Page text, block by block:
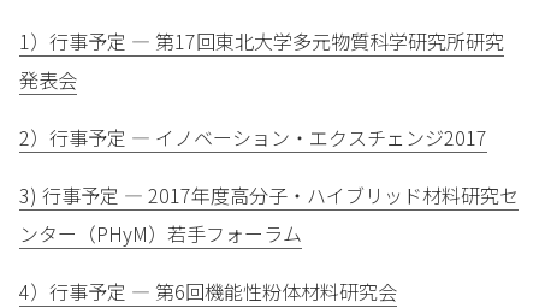
1）行事予定 — 第17回東北大学多元物質科学研究所研究
発表会
2）行事予定 — イノベーション・エクスチェンジ2017
3) 行事予定 — 2017年度高分子・ハイブリッド材料研究セ
ンター（PHyM）若手フォーラム
4）行事予定 — 第6回機能性粉体材料研究会